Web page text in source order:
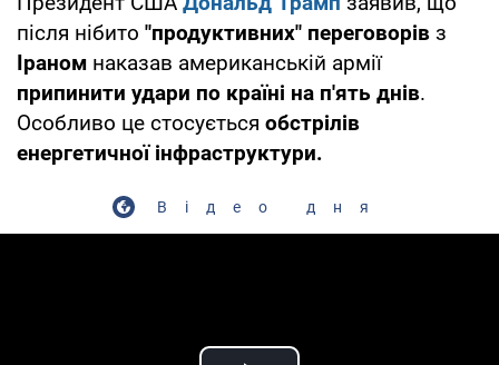
після нібито "продуктивних" переговорів з
Іраном наказав американській армії
припинити удари по країні на п'ять днів.
Особливо це стосується обстрілів
енергетичної інфраструктури.
Відео дня